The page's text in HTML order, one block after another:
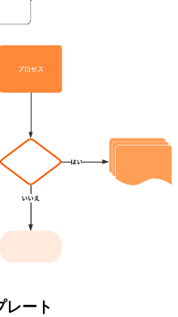
レート